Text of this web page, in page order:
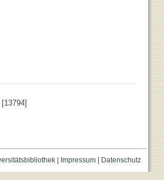
[13794]
| Impressum| Datenschutz